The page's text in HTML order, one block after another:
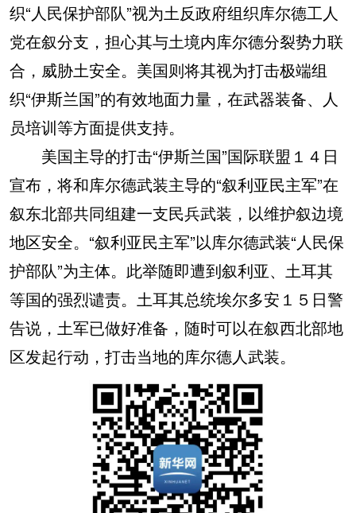
织“人民保护部队”视为土反政府组织库尔德工人
党在叙分支，担心其与土境内库尔德分裂势力联
合，威胁土安全。美国则将其视为打击极端组
织“伊斯兰国”的有效地面力量，在武器装备、人
员培训等方面提供支持。
美国主导的打击“伊斯兰国”国际联盟１４日
宣布，将和库尔德武装主导的“叙利亚民主军”在
叙东北部共同组建一支民兵武装，以维护叙边境
地区安全。“叙利亚民主军”以库尔德武装“人民保
护部队”为主体。此举随即遭到叙利亚、土耳其
等国的强烈谴责。土耳其总统埃尔多安１５日警
告说，土军已做好准备，随时可以在叙西北部地
区发起行动，打击当地的库尔德人武装。